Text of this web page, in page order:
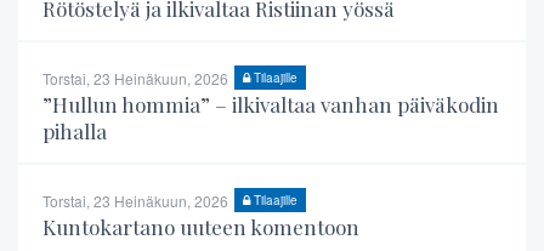
Rötöstelyä ja ilkivaltaa Ristiinan yössä
Torstai, 23 Heinäkuun, 2026 Tilaajille
”Hullun hommia” – ilkivaltaa vanhan päiväkodin
pihalla
Torstai, 23 Heinäkuun, 2026 Tilaajille
Kuntokartano uuteen komentoon